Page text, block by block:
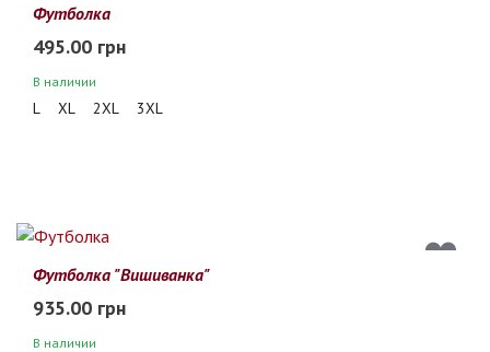
Футболка
495.00 грн
В наличии
L XL 2XL 3XL
Футболка "Вишиванка"
935.00 грн
В наличии